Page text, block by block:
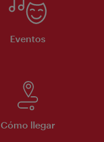
Eventos
Cómo llegar